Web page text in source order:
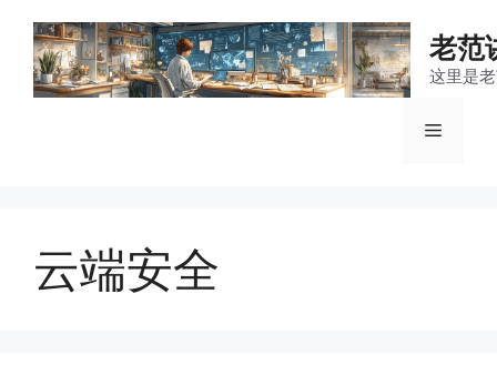
老范
这里是
菜
云端安全